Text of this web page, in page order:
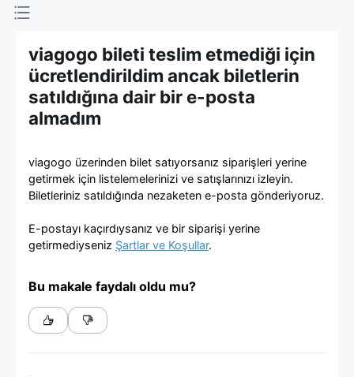
Bilet
Pazarı
viagogo bileti teslim etmediği için
ücretlendirildim ancak biletlerin
satıldığına dair bir e-posta
almadım
viagogo üzerinden bilet satıyorsanız siparişleri yerine
getirmek için listelemelerinizi ve satışlarınızı izleyin.
Biletleriniz satıldığında nezaketen e-posta gönderiyoruz.
E-postayı kaçırdıysanız ve bir siparişi yerine
getirmediyseniz Şartlar ve Koşullar.
Bu makale faydalı oldu mu?